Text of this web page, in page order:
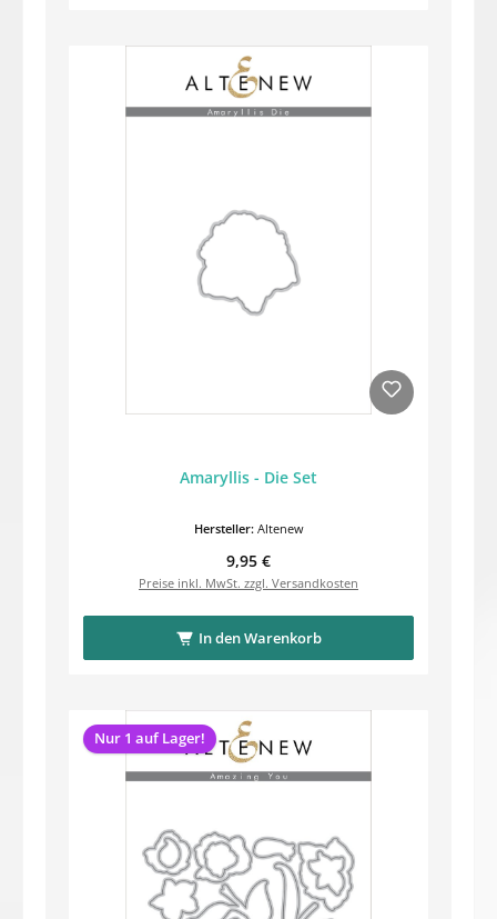
Amaryllis - Die Set
Hersteller: Altenew
Regulärer Preis:
9,95 €
Preise inkl. MwSt. zzgl. Versandkosten
In den Warenkorb
Nur 1 auf Lager!